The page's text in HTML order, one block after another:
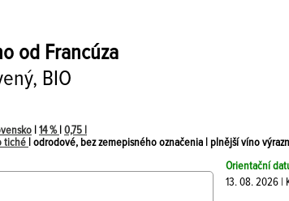
od Francúza
BIO
14 % 0,75 l
tiché | odrodové, bez zemepisného označenia | plnější víno
Orientační
13. 08. 2026 |